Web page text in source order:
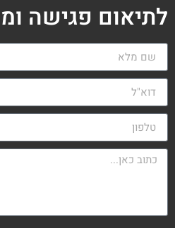
לתיאום פגישה